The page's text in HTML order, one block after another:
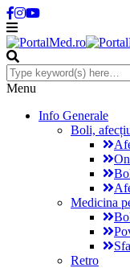
Menu
Info Generale
Boli,
Medicina
Retro